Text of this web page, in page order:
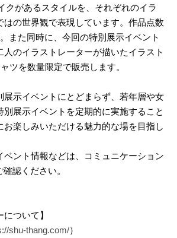
クがあるスタイルを、それぞれのイラ
はの世界観で表現しています。作品点数
また同時に、今回の特別展示イベント
人のイラストレーターが描いたイラスト
ツを数量限定で販売します。
展示イベントにとどまらず、若年層や女
別展示イベントを定期的に実施すること
お楽しみいただける魅力的な場を目指し
ント情報などは、コミュニケーション
認ください。
について】
shu-thang.com/）